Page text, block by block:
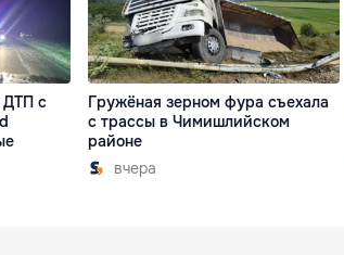
ДТП с
Гружёная зерном фура съехала
с трассы в Чимишлийском
районе
вчера